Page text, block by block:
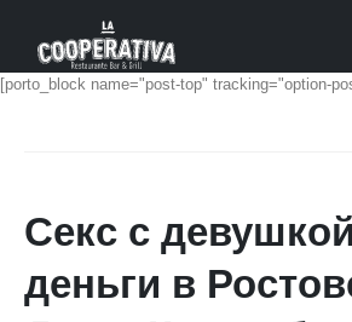
[porto_block name="post-top" tracking="option-
Секс с
деньги в